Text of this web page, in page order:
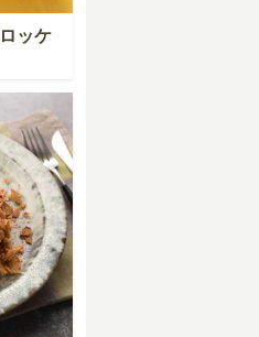
ッケ